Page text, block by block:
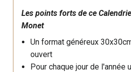
Les points forts de ce
Monet
Un format généreux
ouvert
Pour chaque jour de l'année